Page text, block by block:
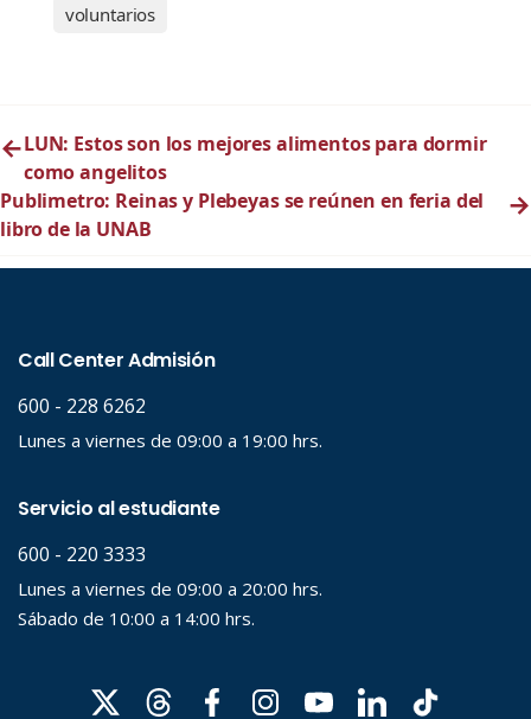
voluntarios
←LUN: Estos son los mejores alimentos para dormir
como angelitos
Publimetro: Reinas y Plebeyas se reúnen en feria del
libro de la UNAB
→